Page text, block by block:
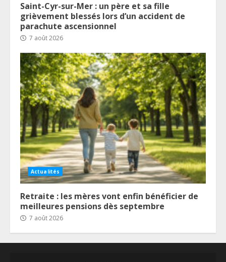
Saint-Cyr-sur-Mer : un père et sa fille
grièvement blessés lors d’un accident de
parachute ascensionnel
7 août 2026
Actualités
Retraite : les mères vont enfin bénéficier de
meilleures pensions dès septembre
7 août 2026